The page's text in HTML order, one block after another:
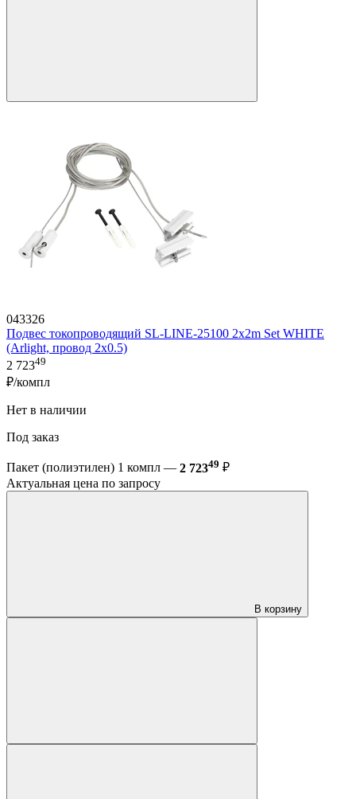
043326
Подвес токопроводящий SL-LINE-25100 2x2m Set WHITE
(Arlight, провод 2x0.5)
2 72349
₽/компл
Нет в наличии
Под заказ
Пакет (полиэтилен) 1 компл — 2 72349 ₽
Актуальная цена по запросу
В корзину